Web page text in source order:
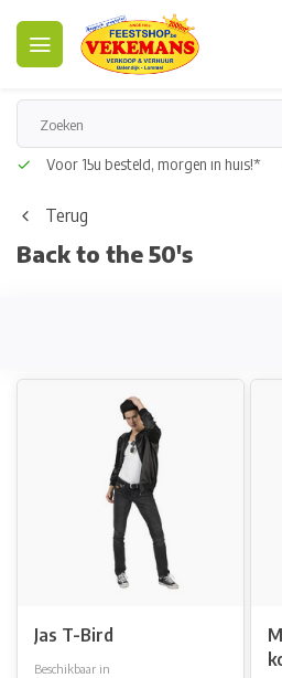
Voor 15u besteld, morgen in huis!*
Terug
Back to the 50's
Jas T-Bird
Beschikbaar in